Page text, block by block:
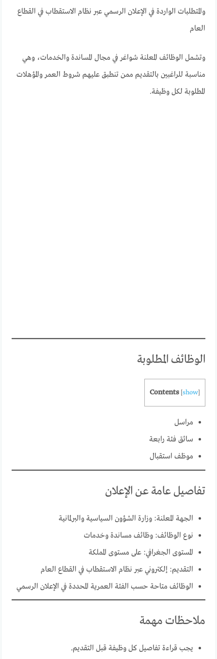
والمتطلبات الواردة في الإعلان الرسمي عبر نظام الاستقطاب في القطاع
العام
وتشمل الوظائف المعلنة شواغر في مجال المساندة والخدمات، وهي
مناسبة للراغبين بالتقديم ممن تنطبق عليهم شروط العمر والمؤهلات
المطلوبة لكل وظيفة.
الوظائف المطلوبة
Contents [show]
مراسل
سائق فئة رابعة
موظف استقبال
تفاصيل عامة عن الإعلان
الجهة المعلنة: وزارة الشؤون السياسية والبرلمانية
نوع الوظائف: وظائف مساندة وخدمات
المستوى الجغرافي: على مستوى المملكة
التقديم: إلكتروني عبر نظام الاستقطاب في القطاع العام
الوظائف متاحة حسب الفئة العمرية المحددة في الإعلان الرسمي
ملاحظات مهمة
يجب قراءة تفاصيل كل وظيفة قبل التقديم.